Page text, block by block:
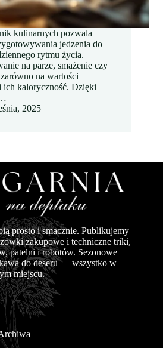
kulinarnych pozwala
jedzenia do
rytmu życia.
na parze, smażenie czy
na wartości
kaloryczność. Dzięki
2025
prosto i smacznie. Publikujemy
zakupowe i techniczne triki,
patelni i robotów. Sezonowe
do deseru — wszystko w
miejscu.